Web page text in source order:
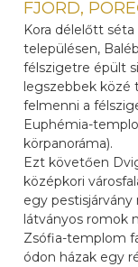
FJORD,
Kora délelőtt
településen,
félszigetre épült
legszebbek közé
felmenni a
Euphémia-
körpanoráma).
Ezt követően
középkori
egy
látványos romok
Zsófia-templom
ódon házak egy